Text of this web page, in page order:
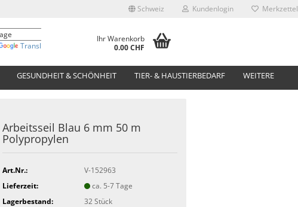
Schweiz Kundenlogin Merkzettel
Translate
Ihr Warenkorb
0.00 CHF
GESUNDHEIT & SCHÖNHEIT TIER- & HAUSTIERBEDARF WEITERE
Arbeitsseil Blau 6 mm 50 m
Polypropylen
Art.Nr.:
V-152963
Lieferzeit:
ca. 5-7 Tage
Lagerbestand:
32Stück